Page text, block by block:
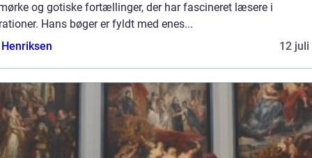
og gotiske fortællinger, der har fascineret læsere i
Hans bøger er fyldt med enes...
12 juli